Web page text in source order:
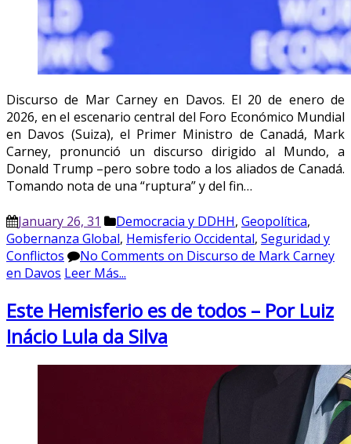
Discurso de Mar Carney en Davos. El 20 de enero de
2026, en el escenario central del Foro Económico Mundial
en Davos (Suiza), el Primer Ministro de Canadá, Mark
Carney, pronunció un discurso dirigido al Mundo, a
Donald Trump –pero sobre todo a los aliados de Canadá.
Tomando nota de una “ruptura” y del fin…
January 26, 31 Democracia y DDHH, Geopolítica,
Gobernanza Global, Hemisferio Occidental, Seguridad y
Conflictos
No Comments on Discurso de Mark Carney
en Davos Leer Más...
Este Hemisferio es de todos – Por Luiz
Inácio Lula da Silva